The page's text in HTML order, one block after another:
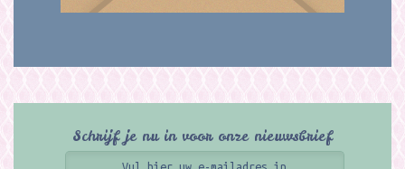
Schrijf je nu in voor onze nieuwsbrief